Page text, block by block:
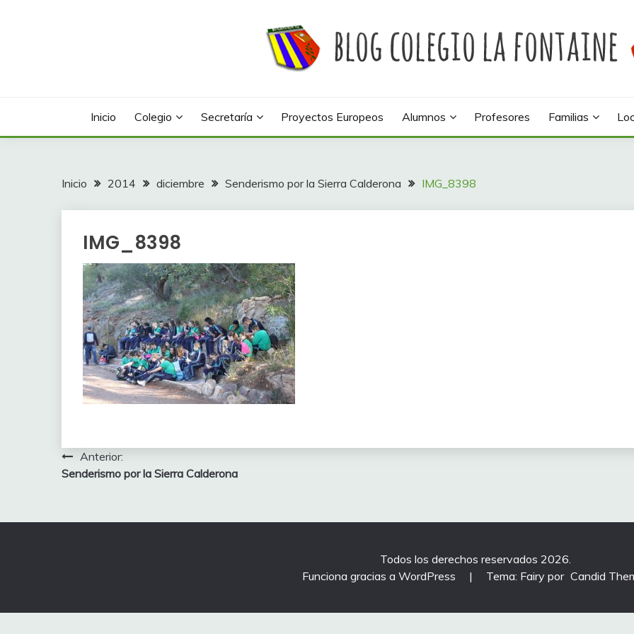
Inicio Colegio Secretaría Proyectos Europeos Alumnos Profesores Familias
Inicio 2014 diciembre Senderismo por la Sierra Calderona IMG_8398
IMG_8398
Navegación
de
Anterior:
Senderismo por la Sierra Calderona
Todos los derechos reservados 2026.
Funciona gracias a WordPress
| Tema: Fairy por Candid